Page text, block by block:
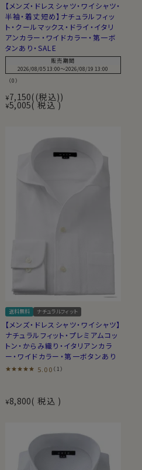
【メンズ・ドレスシャツ・ワイシャツ・
半袖・着丈短め】ナチュラルフィッ
ト・クールマックス・ドライ・イタリ
アンカラー・ワイドカラー・第一ボ
タンあり・SALE
販売期間
2026/08/05 13:00〜2026/08/19 13:00
（0）
¥7,150 (税込)
¥5,005 税込
送料無料 ナチュラルフィット
【メンズ・ドレスシャツ・ワイシャツ】
ナチュラルフィット・プレミアムコッ
トン・からみ織り・イタリアンカラ
ー・ワイドカラー・第一ボタンあり
5.00 （1）
¥8,800 税込